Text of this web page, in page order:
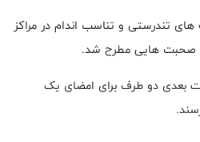
تندرستی و تناسب اندام در مراکز
صحبت هایی مطرح شد.
بعدی دو طرف برای امضای یک